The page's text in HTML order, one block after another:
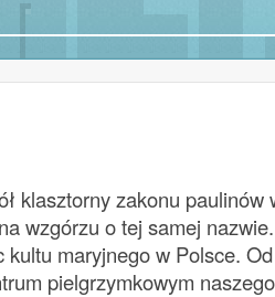
klasztorny zakonu paulinów
wzgórzu o tej samej
kultu maryjnego w Polsce.
pielgrzymkowym